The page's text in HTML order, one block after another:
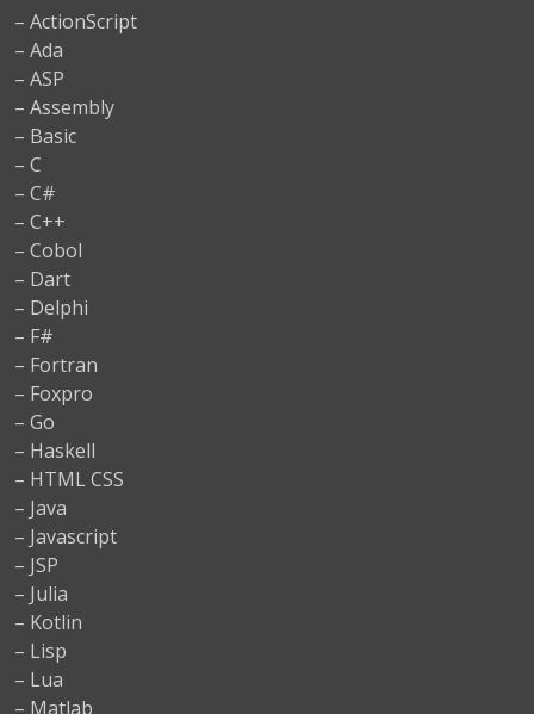
– ActionScript
– Ada
– ASP
– Assembly
– Basic
– C
– C#
– C++
– Cobol
– Dart
– Delphi
– F#
– Fortran
– Foxpro
– Go
– Haskell
– HTML CSS
– Java
– Javascript
– JSP
– Julia
– Kotlin
– Lisp
– Lua
– Matlab